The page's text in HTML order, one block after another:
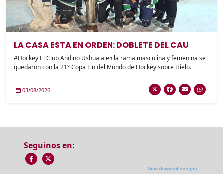
LA CASA ESTA EN ORDEN: DOBLETE DEL CAU
#Hockey El Club Andino Ushuaia en la rama masculina y femenina se
quedaron con la 21° Copa Fin del Mundo de Hockey sobre Hielo.
03/08/2026
Seguinos en: